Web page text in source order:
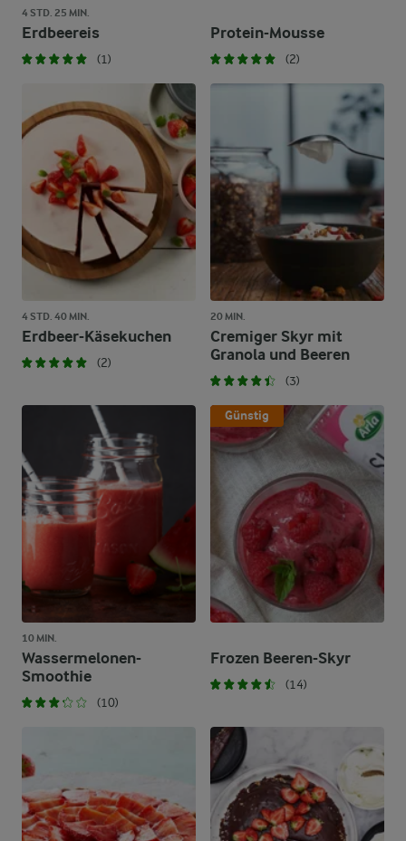
4 STD. 25 MIN.
Erdbeereis
(1)
Protein-Mousse
(2)
4 STD. 40 MIN.
Erdbeer-Käsekuchen
(2)
20 MIN.
Cremiger Skyr mit
Granola und Beeren
(3)
10 MIN.
Wassermelonen-
Smoothie
(10)
Günstig
Frozen Beeren-Skyr
(14)